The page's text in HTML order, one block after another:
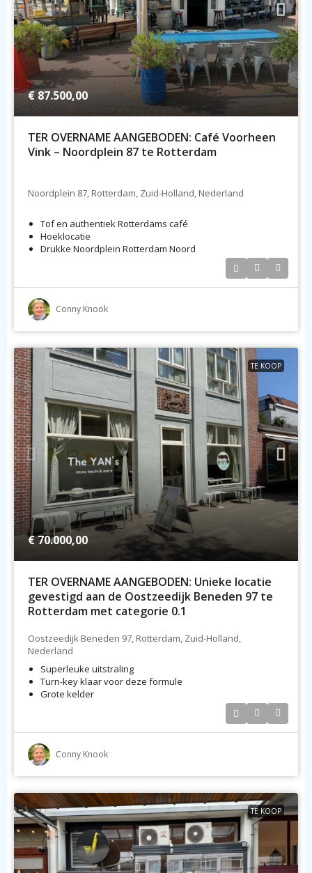
€ 87.500,00
TER OVERNAME AANGEBODEN: Café Voorheen
Vink – Noordplein 87 te Rotterdam
Noordplein 87, Rotterdam, Zuid-Holland, Nederland
Tof en authentiek Rotterdams café
Hoeklocatie
Drukke Noordplein Rotterdam Noord
Conny Knook
TE KOOP
€ 70.000,00
TER OVERNAME AANGEBODEN: Unieke locatie
gevestigd aan de Oostzeedijk Beneden 97 te
Rotterdam met categorie 0.1
Oostzeedijk Beneden 97, Rotterdam, Zuid-Holland,
Nederland
Superleuke uitstraling
Turn-key klaar voor deze formule
Grote kelder
Conny Knook
TE KOOP